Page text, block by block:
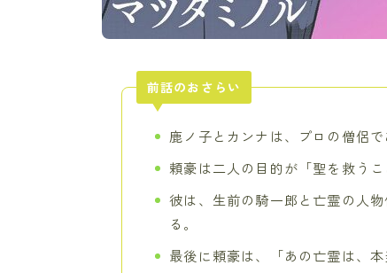
前話のおさらい
鹿ノ子とカンナは、プロの僧侶で
頼豪は二人の目的が「聖を救う
彼は、生前の騎一郎と亡霊の人
る。
最後に頼豪は、「あの亡霊は、